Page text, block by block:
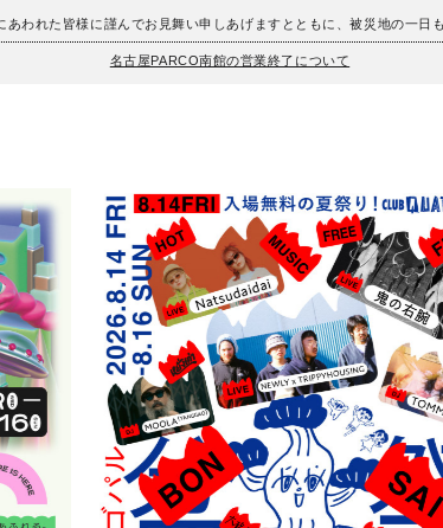
あわれた皆様に謹んでお見舞い申しあげますとともに、被災地の一日
名古屋PARCO南館の営業終了について